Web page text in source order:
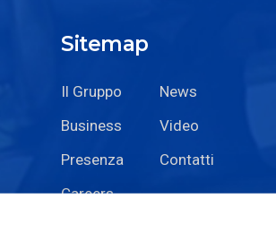
Sitemap
Il Gruppo
News
Business
Video
Presenza
Contatti
Careers